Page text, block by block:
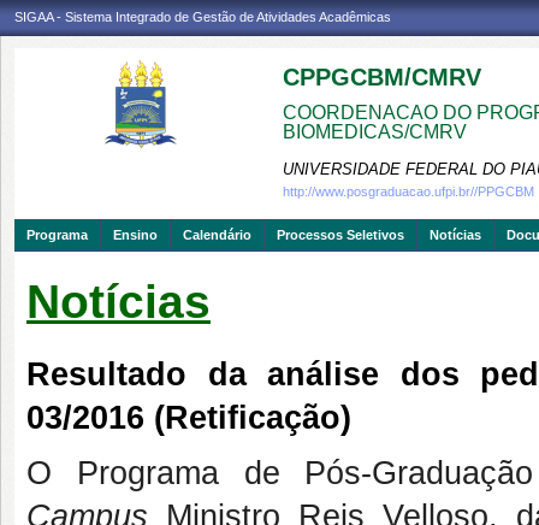
SIGAA - Sistema Integrado de Gestão de Atividades Acadêmicas
CPPGCBM/CMRV
COORDENACAO DO
BIOMEDICAS/CMRV
UNIVERSIDADE FEDERAL DO
http://www.posgraduacao.ufpi.br//PPGCBM
Programa Ensino Calendário Processos Seletivos Notícias
Notícias
Resultado da análise dos
03/2016 (Retificação)
O Programa de Pós-
Campus Ministro Reis Velloso,